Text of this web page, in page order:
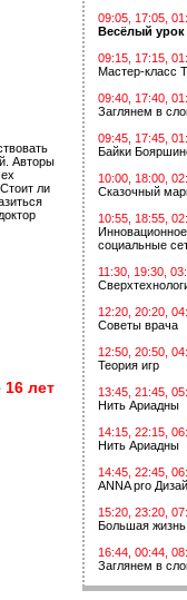
Авторы
ли
16 лет
09:05, 17:05,
Весёлый урок
09:15, 17:15,
Мастер-класс
09:40, 17:40,
Заглянем в
09:45, 17:45,
Байки
10:00, 18:00,
Сказочный
10:55, 18:55,
социальные
11:30, 19:30,
12:20, 20:20,
Советы врача
12:50, 20:50,
Теория игр
13:45, 21:45,
Нить Ариадны
14:15, 22:15,
Нить Ариадны
14:45, 22:45,
ANNA pro
15:20, 23:20,
Большая жизнь
16:44, 00:44,
Заглянем в